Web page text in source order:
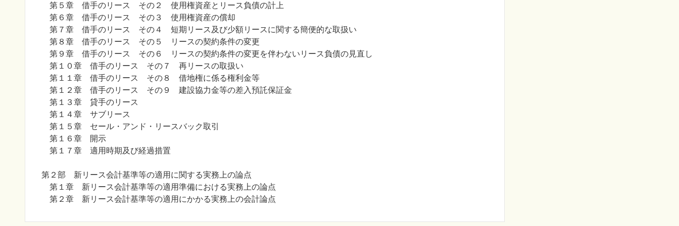
第５章 借手のリース その２ 使用権資産とリース負債の計上
第６章 借手のリース その３ 使用権資産の償却
第７章 借手のリース その４ 短期リース及び少額リースに関する簡便的な取扱い
第８章 借手のリース その５ リースの契約条件の変更
第９章 借手のリース その６ リースの契約条件の変更を伴わないリース負債の見直し
第１０章 借手のリース その７ 再リースの取扱い
第１１章 借手のリース その８ 借地権に係る権利金等
第１２章 借手のリース その９ 建設協力金等の差入預託保証金
第１３章 貸手のリース
第１４章 サブリース
第１５章 セール・アンド・リースバック取引
第１６章 開示
第１７章 適用時期及び経過措置
第２部 新リース会計基準等の適用に関する実務上の論点
第１章 新リース会計基準等の適用準備における実務上の論点
第２章 新リース会計基準等の適用にかかる実務上の会計論点